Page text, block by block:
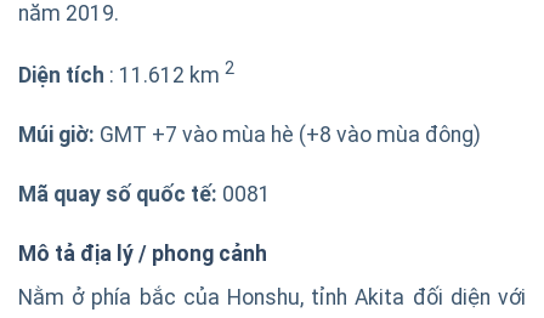
năm 2019.
Diện tích : 11.612 km 2
Múi giờ: GMT +7 vào mùa hè (+8 vào mùa đông)
Mã quay số quốc tế: 0081
Mô tả địa lý / phong cảnh
Nằm ở phía bắc của Honshu, tỉnh Akita đối diện với